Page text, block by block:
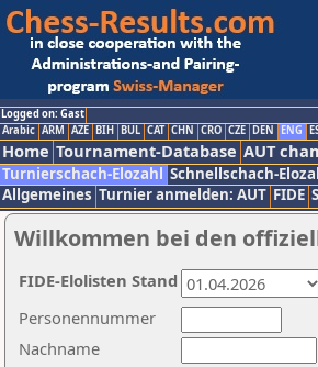
Logged on: Gast
Arabic ARM AZE BIH BUL CAT CHN CRO CZE DEN ENG
Home Tournament-Database AUT
Turnierschach-Elozahl Schnellschach-
Allgemeines Turnier anmelden: AUT FIDE
Willkommen bei den
Nachname
Personennummer
FIDE-Elolisten Stand